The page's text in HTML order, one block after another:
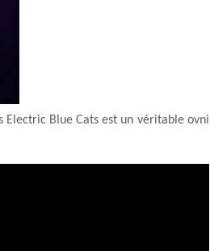
Electric Blue Cats est un véritable ovni